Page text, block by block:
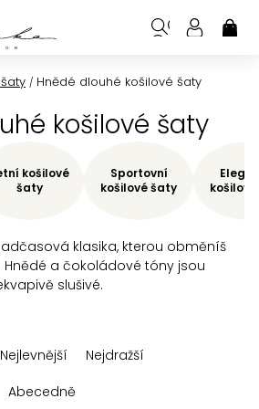
/ Hnědé dlouhé košilové šaty
košilové šaty
klasika, kterou obměníš
a čokoládové tóny jsou
slušivé.
košilové
šaty
Sportovní
košilové šaty
Nejlevnější
Nejdražší
Abecedně